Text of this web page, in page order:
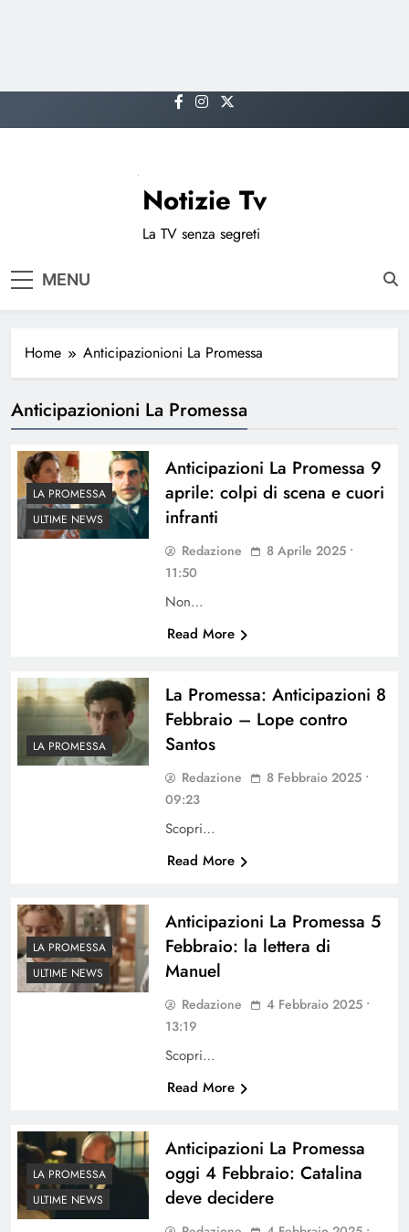
to
Notizie Tv
La TV senza segreti
MENU
Home Anticipazionioni La Promessa
Anticipazionioni La Promessa
LA PROMESSA
ULTIME NEWS
Anticipazioni La Promessa 9
aprile: colpi di scena e cuori
infranti
Redazione
8 Aprile 2025 •
11:50
Non…
Read More
LA PROMESSA
La Promessa: Anticipazioni 8
Febbraio – Lope contro
Santos
Redazione
8 Febbraio 2025 •
09:23
Scopri…
Read More
LA PROMESSA
ULTIME NEWS
Anticipazioni La Promessa 5
Febbraio: la lettera di
Manuel
Redazione
4 Febbraio 2025 •
13:19
Scopri…
Read More
LA PROMESSA
ULTIME NEWS
Anticipazioni La Promessa
oggi 4 Febbraio: Catalina
deve decidere